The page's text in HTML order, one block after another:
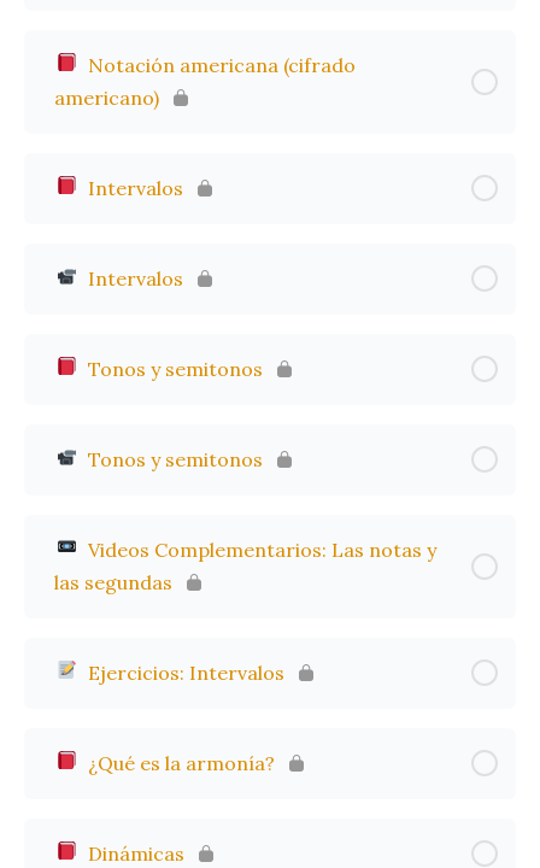
Notación americana (cifrado
americano)
Intervalos
Intervalos
Tonos y semitonos
Tonos y semitonos
Videos Complementarios: Las notas y
las segundas
Ejercicios: Intervalos
¿Qué es la armonía?
Dinámicas